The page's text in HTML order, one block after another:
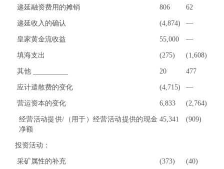
递延融资费用的摊销 806 62
递延收入的确认 (4,874) —
皇家黄金流收益 55,000 —
填海支出 (275) (1,608)
其他 __________ 20 477
应计遣散费的变化 (4,715) —
营运资本的变化 6,833 (2,764)
经营活动提供/（用于）经营活动提供的现金
净额
45,341 (909)
投资活动：
采矿属性的补充 (373) (40)